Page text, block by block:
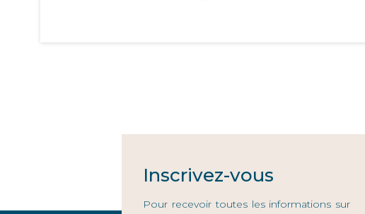
Inscrivez-vous
Pour recevoir toutes les informations sur